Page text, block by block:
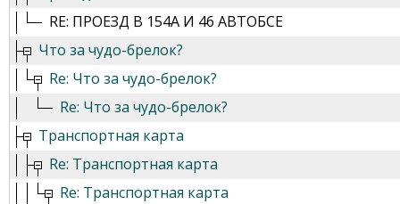
RE: ПРОЕЗД В 154А И 46 АВТОБСЕ
Что за чудо-брелок?
Re: Что за чудо-брелок?
Re: Что за чудо-брелок?
Транспортная карта
Re: Транспортная карта
Re: Транспортная карта